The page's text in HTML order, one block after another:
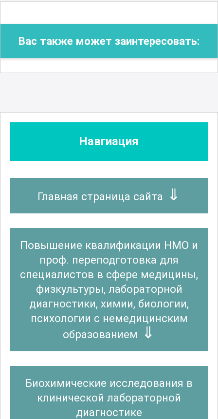
Вас также может заинтересовать:
Навгиация
Главная страница сайта
Повышение квалификации НМО и
проф. переподготовка для
специалистов в сфере медицины,
физкультуры, лабораторной
диагностики, химии, биологии,
психологии с немедицинским
образованием
Биохимические исследования в
клинической лабораторной
диагностике